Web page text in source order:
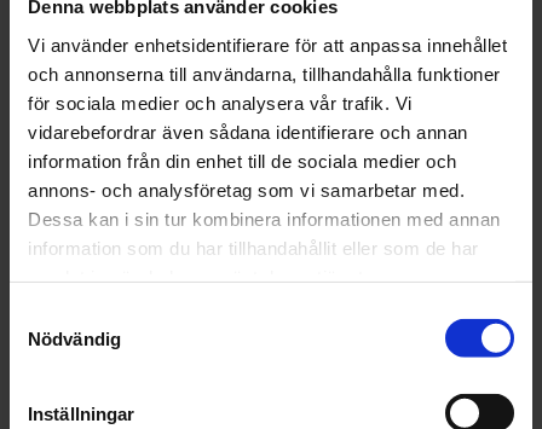
Denna webbplats använder cookies
Vi använder enhetsidentifierare för att anpassa innehållet
och annonserna till användarna, tillhandahålla funktioner
för sociala medier och analysera vår trafik. Vi
vidarebefordrar även sådana identifierare och annan
information från din enhet till de sociala medier och
annons- och analysföretag som vi samarbetar med.
Dessa kan i sin tur kombinera informationen med annan
information som du har tillhandahållit eller som de har
Nödvändig
Inställningar
Finns i lager
172 kr